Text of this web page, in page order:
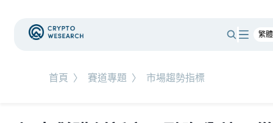
首頁 〉 賽道專題 〉 市場趨勢指標